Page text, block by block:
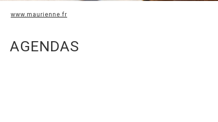
www.maurienne.fr
AGENDAS